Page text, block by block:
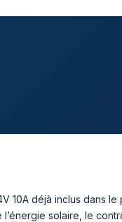
déjà inclus dans le
solaire, le